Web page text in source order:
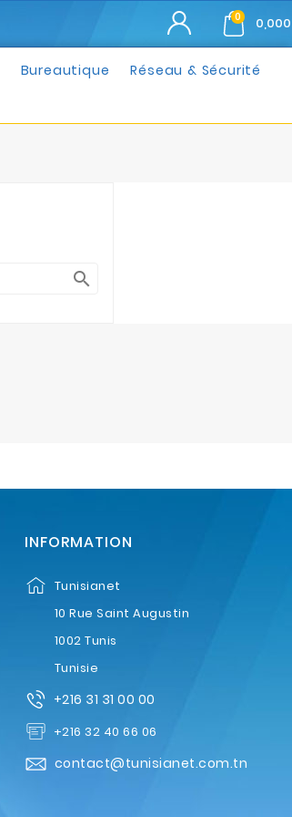
0
Bureautique Réseau & Sécurité

INFORMATION
Tunisianet
10 Rue Saint Augustin
1002 Tunis
Tunisie
+216 31 31 00 00
+216 32 40 66 06
contact@tunisianet.com.tn